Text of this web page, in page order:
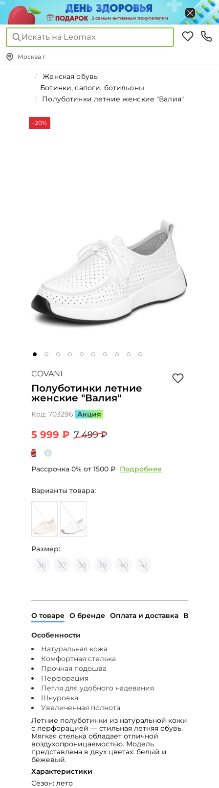
Искать на Leomax
Москва г
Женская обувь
Ботинки, сапоги, ботильоны
Полуботинки летние женские "Валия"
-20%
COVANI
Полуботинки летние
женские "Валия"
Код: 703296 Акция
5 999 ₽ 7 499 ₽
Рассрочка 0% от 1500 ₽ Подробнее
Варианты товара:
Размер:
36
37 38 39 40 41
О товаре О бренде Оплата и доставка Возврат
Особенности
Натуральная кожа
Комфортная стелька
Прочная подошва
Перфорация
Петля для удобного надевания
Шнуровка
Увеличенная полнота
Летние полуботинки из натуральной кожи
с перфорацией — стильная летняя обувь.
Мягкая стелька обладает отличной
воздухопроницаемостью. Модель
представлена в двух цветах: белый и
бежевый.
Характеристики
Сезон: лето